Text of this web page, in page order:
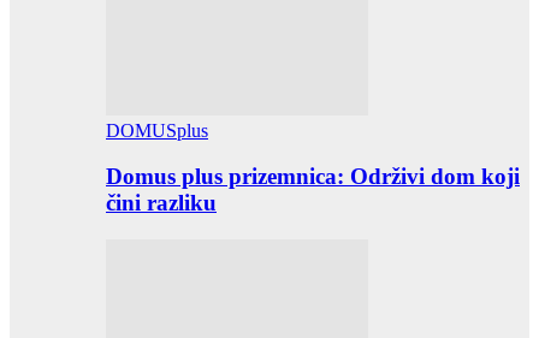
DOMUSplus
Domus plus prizemnica: Održivi dom koji
čini razliku